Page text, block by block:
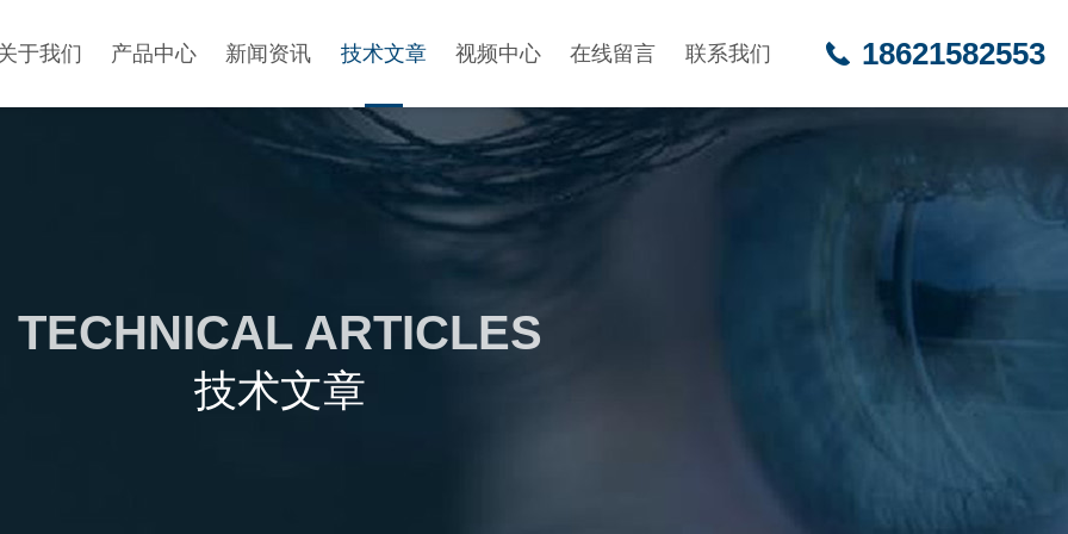
于我们 产品中心 新闻资讯 技术文章 视频中心 在线留言 联系我们 18621582553
TECHNICAL ARTICLES
技术文章